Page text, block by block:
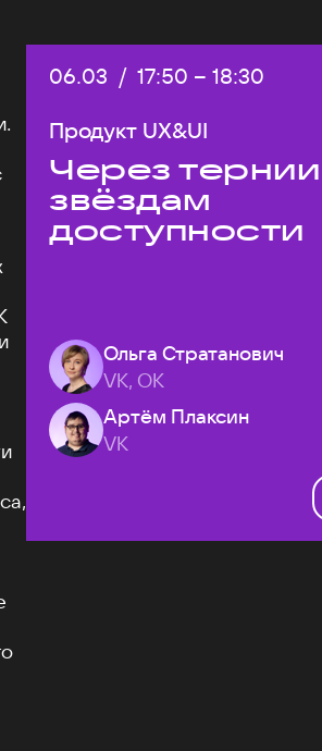
Дата:
06.03 / Начало:
17:50 – Конец:
18:30
Продукт UX&UI
Через тернии
звёздам
доступности
Ольга Стратанович
VK, ОК
Артём Плаксин
VK